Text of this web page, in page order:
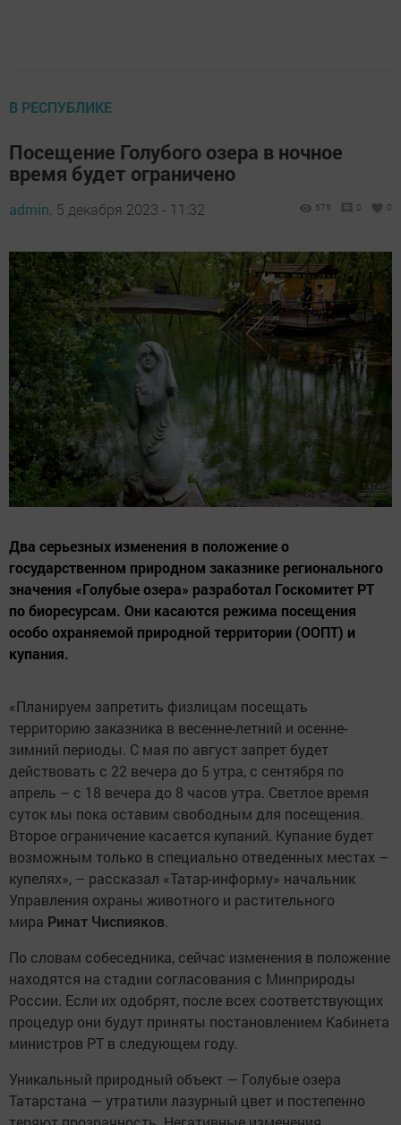
В РЕСПУБЛИКЕ
Посещение Голубого озера в ночное
время будет ограничено
admin, 5 декабря 2023 - 11:32 575 0 0
Два серьезных изменения в положение о
государственном природном заказнике регионального
значения «Голубые озера» разработал Госкомитет РТ
по биоресурсам. Они касаются режима посещения
особо охраняемой природной территории (ООПТ) и
купания.
«Планируем запретить физлицам посещать
территорию заказника в весенне-летний и осенне-
зимний периоды. С мая по август запрет будет
действовать с 22 вечера до 5 утра, с сентября по
апрель – с 18 вечера до 8 часов утра. Светлое время
суток мы пока оставим свободным для посещения.
Второе ограничение касается купаний. Купание будет
возможным только в специально отведенных местах –
купелях», – рассказал «Татар-информу» начальник
Управления охраны животного и растительного
мира Ринат Чиспияков.
По словам собеседника, сейчас изменения в положение
находятся на стадии согласования с Минприроды
России. Если их одобрят, после всех соответствующих
процедур они будут приняты постановлением Кабинета
министров РТ в следующем году.
Уникальный природный объект — Голубые озера
Татарстана — утратили лазурный цвет и постепенно